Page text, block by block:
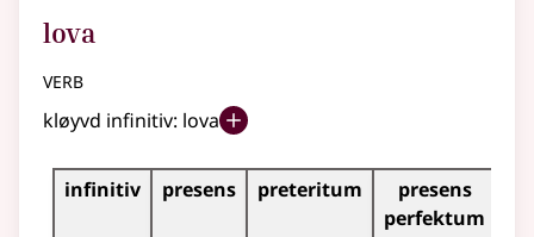
lova
verb
kløyvd infinitiv: lova
Bøyningstabell for dette verbet
infinitiv presens preteritum
presens
perfektum